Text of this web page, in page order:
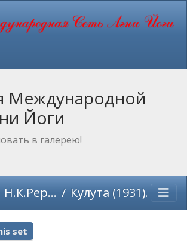
Международной
Йоги
в галерею!
Кулута (1931)
set